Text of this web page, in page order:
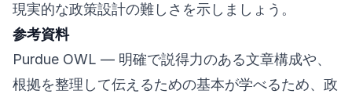
現実的な政策設計の難しさを示しましょう。
参考資料
Purdue OWL — 明確で説得力のある文章構成や、
根拠を整理して伝えるための基本が学べるため、政